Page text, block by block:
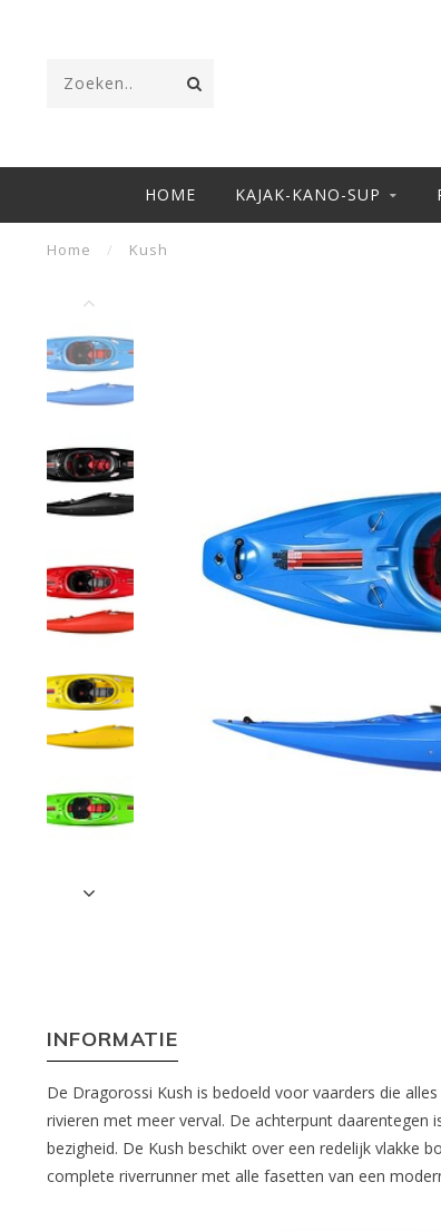
HOME KAJAK-KANO-SUP
Home / Kush
INFORMATIE
De Dragorossi Kush is bedoeld voor vaarders die
rivieren met meer verval. De achterpunt daarentegen
bezigheid. De Kush beschikt over een redelijk vlakke
complete riverrunner met alle fasetten van een